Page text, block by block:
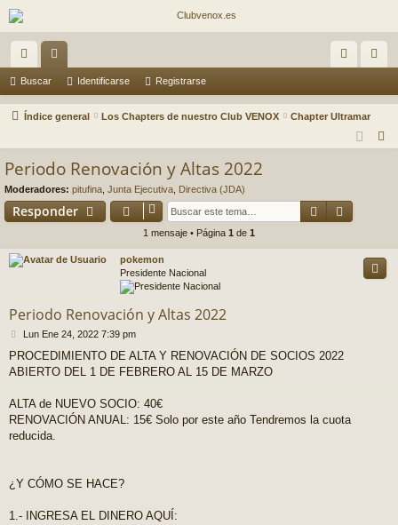
nl
ac
pi
do
or
os nti ist
ra
Buscar Identificarse Registrarse
Índice general Los Chapters de nuestro Club VENOX
Chapter Ultramar
Periodo Renovación y Altas 2022
Moderadores: pitufina Junta Ejecutiva Directiva (JDA)
Responder Buscar
1 mensaje • Página 1 de 1
pokemon
Presidente Nacional
Periodo Renovación y Altas 2022
M
n
s
j
e
Lun Ene 24, 2022 7:39 pm
PROCEDIMIENTO DE ALTA Y RENOVACIÓN DE SOCIOS 2022
ABIERTO DEL 1 DE FEBRERO AL 15 DE MARZO
ALTA de NUEVO SOCIO: 40€
RENOVACIÓN ANUAL: 15€ Solo por este año Tendremos la cuota
reducida.
¿Y CÓMO SE HACE?
1.- INGRESA EL DINERO AQUÍ: